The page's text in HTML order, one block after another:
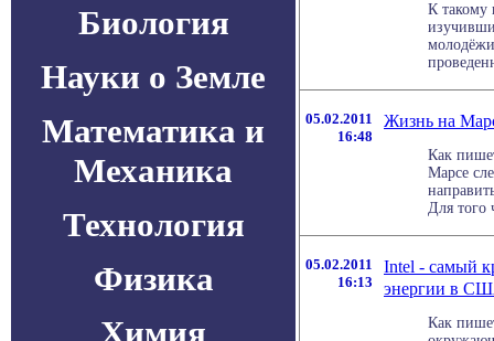
Биология
Науки о Земле
Математика и
Механика
Технология
Физика
Химия
К такому
05.02.2011
16:48
Жизнь на
Как
Марсе
Для того
05.02.2011
16:13
Intel - самый
энергии в
Как